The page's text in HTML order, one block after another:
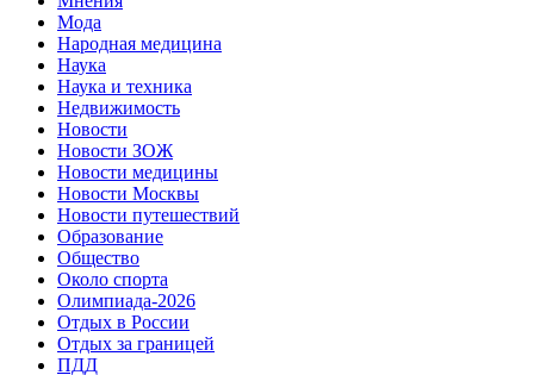
Мода
Народная медицина
Наука
Наука и техника
Недвижимость
Новости
Новости ЗОЖ
Новости медицины
Новости Москвы
Новости путешествий
Образование
Общество
Около спорта
Олимпиада-2026
Отдых в России
Отдых за границей
ПДД